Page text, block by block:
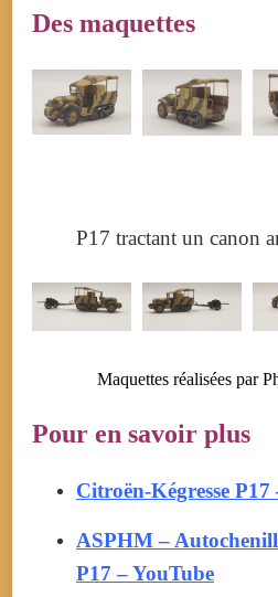
Des maquettes
P17 tractant un canon
Maquettes réalisées par
Pour en savoir plus
Citroën-Kégresse
ASPHM –
P17 – YouTube